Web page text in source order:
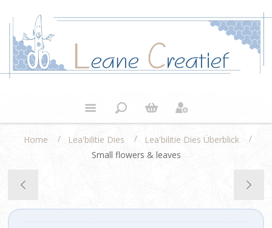
Home / Lea'bilitie Dies / Lea'bilitie Dies Überblick
/
Small flowers & leaves